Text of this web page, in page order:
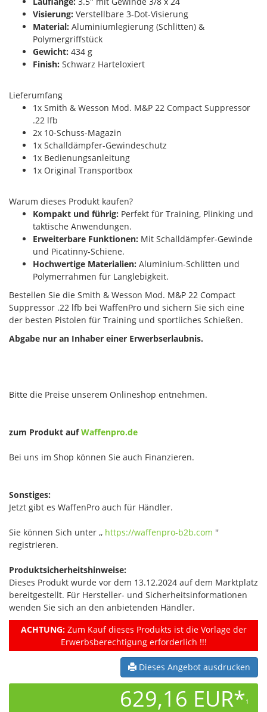
Visierung: Verstellbare 3-Dot-Visierung
Material: Aluminiumlegierung (Schlitten) &
Polymergriffstück
Gewicht: 434 g
Finish: Schwarz Harteloxiert
Lieferumfang
1x Smith & Wesson Mod. M&P 22 Compact Suppressor
.22 lfb
2x 10-Schuss-Magazin
1x Schalldämpfer-Gewindeschutz
1x Bedienungsanleitung
1x Original Transportbox
Warum dieses Produkt kaufen?
Kompakt und führig: Perfekt für Training, Plinking und
taktische Anwendungen.
Erweiterbare Funktionen: Mit Schalldämpfer-Gewinde
und Picatinny-Schiene.
Hochwertige Materialien: Aluminium-Schlitten und
Polymerrahmen für Langlebigkeit.
Bestellen Sie die Smith & Wesson Mod. M&P 22 Compact
Suppressor .22 lfb bei WaffenPro und sichern Sie sich eine
der besten Pistolen für Training und sportliches Schießen.
Abgabe nur an Inhaber einer Erwerbserlaubnis.
Bitte die Preise unserem Onlineshop entnehmen.
zum Produkt aufWaffenpro.de
Bei uns im Shop können Sie auch Finanzieren.
Sonstiges:
Jetzt gibt es WaffenPro auch für Händler.
Sie können Sich unter ,, https://waffenpro-b2b.com ''
registrieren.
Produktsicherheitshinweise:
Dieses Produkt wurde vor dem 13.12.2024 auf dem Marktplatz
bereitgestellt. Für Hersteller- und Sicherheitsinformationen
wenden Sie sich an den anbietenden Händler.
ACHTUNG:Zum Kauf dieses Produkts ist die Vorlage der
Erwerbsberechtigung erforderlich !!!
Dieses Angebot ausdrucken
629,16 EUR*1